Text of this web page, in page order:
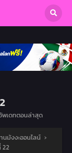
พเดทตอนล่าสุด
นมังงะออนไลน์ ›
22